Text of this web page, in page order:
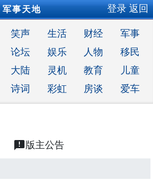
军事天地 登录 返回
笑声 生活 财经
军事
论坛 娱乐 人物
移民
大陆 灵机 教育
儿童
诗词 彩虹 房谈 爱车
announcement版主公告